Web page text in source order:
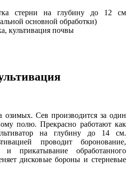
стерни на глубину до 12 см
основной обработки)
культивация почвы
озимых. Сев производится за один
полю. Прекрасно работают как
на глубину до 14 см.
проводит боронование,
и прикатывание обработанного
дисковые бороны и стерневые